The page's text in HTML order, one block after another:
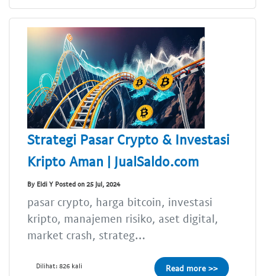
Strategi Pasar Crypto & Investasi
Kripto Aman | JualSaldo.com
By Eldi Y Posted on 25 Jul, 2024
pasar crypto, harga bitcoin, investasi
kripto, manajemen risiko, aset digital,
market crash, strateg...
Dilihat: 826 kali Read more >>